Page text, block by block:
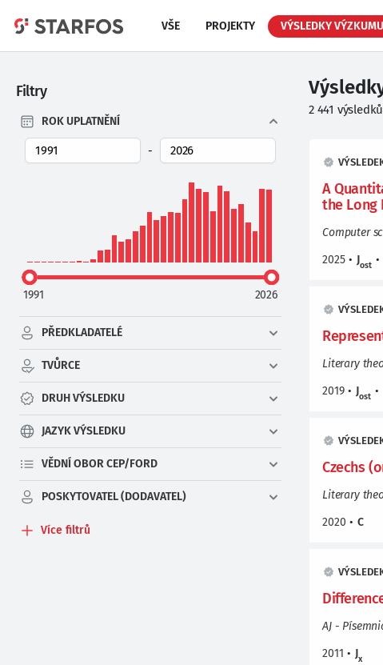
VŠE PROJEKTY VÝSLEDKY VÝZKUMU
Filtry
ROK UPLATNĚNÍ
-
1991 2026
PŘEDKLADATELÉ
TVŮRCE
DRUH VÝSLEDKU
JAZYK VÝSLEDKU
VĚDNÍ OBOR CEP/FORD
POSKYTOVATEL (DODAVATEL)
Více filtrů
2 441 výsledků
A
the Long
Computer
2025 • Jost •
Literary
2019 • Jost •
Czechs
Literary
2020 • C
AJ -
2011 • Jx